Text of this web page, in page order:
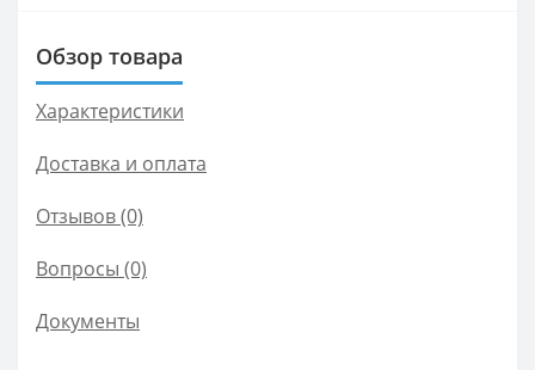
Обзор товара
Характеристики
Доставка и оплата
Отзывов (0)
Вопросы (0)
Документы